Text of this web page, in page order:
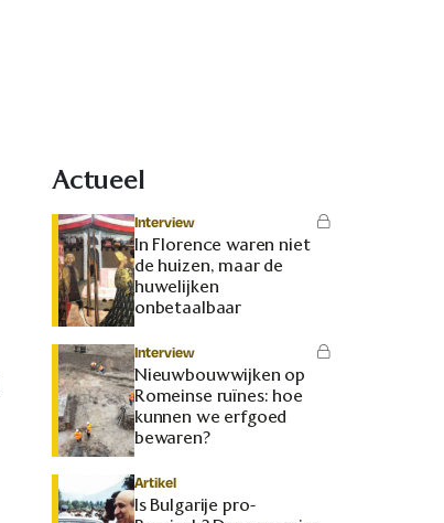
Actueel
Interview
In Florence waren niet
de huizen, maar de
huwelijken
onbetaalbaar
Interview
Nieuwbouwwijken op
Romeinse ruïnes: hoe
kunnen we erfgoed
bewaren?
Artikel
Is Bulgarije pro-